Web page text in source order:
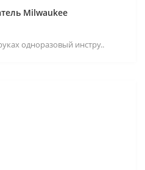
Milwaukee
одноразовый инстру..